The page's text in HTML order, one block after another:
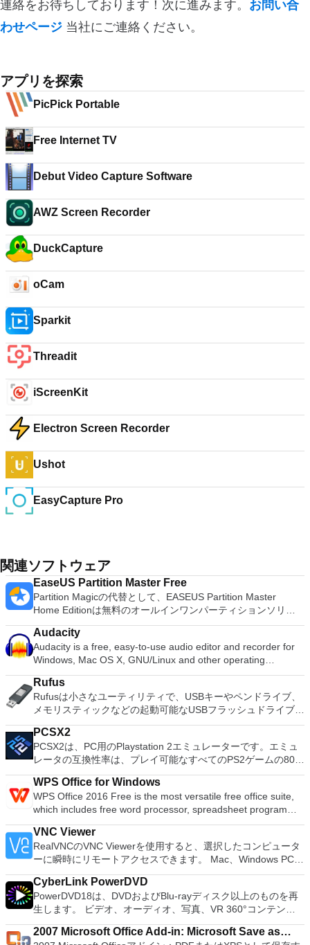
連絡をお待ちしております！次に進みます。 お問い合
わせページ 当社にご連絡ください。
アプリを探索
PicPick Portable
Free Internet TV
Debut Video Capture Software
AWZ Screen Recorder
DuckCapture
oCam
Sparkit
Threadit
iScreenKit
Electron Screen Recorder
Ushot
EasyCapture Pro
関連ソフトウェア
EaseUS Partition Master Free
Partition Magicの代替として、EASEUS Partition Master
Home Editionは無料のオールインワンパーティションソリュ
ーションおよびディスク管理ユーティリティです。パーティシ
ョンの拡張（特にシステムドライブ用）、ディスク領域の管
理、MBRおよびGUIDパーティションテーブル（GPT）ディス
クのディスク領域不足の問題の解決を可能にします。 パーテ
ィションのサイズ変更/移動システムドライブを拡張するディ
スクとパーティションをコピーパーティションをマージ分割パ
ーティション空き領域を再分配するダイナミックディスクの変
換パーティションを回復する
Audacity
Audacity is a free, easy-to-use audio editor and recorder for
Windows, Mac OS X, GNU/Linux and other operating
systems. You can use Audacity to: Record live audio. Convert
tapes and records into digital recordings or CDs. Edit Ogg
Vorbis, MP3, WAV or AIFF sound files. Cut, copy, splice or mix
sounds together. Change the speed or pitch of a recording.
Add new effects with LADSPA plug-ins. And more!
Rufus
Rufusは小さなユーティリティで、USBキーやペンドライブ、
メモリスティックなどの起動可能なUSBフラッシュドライブを
フォーマットおよび作成できます。 Rufusは、次のシナリオで
役立ちます。 Windows、Linux、およびUEFI用の起動可能な
ISOからUSBインストールメディアを作成する必要がある場
合。 OSがインストールされていないシステムで作業する必要
がある場合。 BIOSまたはその他のファームウェアをDOSから
フラッシュする必要がある場合。 低レベルのユーティリティ
を実行する必要がある場合。 Rufusは次の* ISOで動作しま
す：Arch Linux、Archbang、BartPE / pebuilder、CentOS、
Damn Small Linux、Fedora、FreeDOS、Gentoo、
gNewSense、Hiren&#39;s Boot CD、LiveXP、Knoppix、
Kubuntu、Linux Mint、NT Password Registry Editor、
OpenSUSE、Parted Magic、Slackware、Tails、Trinity
Rescue Kit、Ubuntu、Ultimate Boot CD、Windows XP（SP2
以降）、Windows Server 2003 R2、Windows Vista、
Windows 7、Windows 8。 *このリストは完全ではありませ
ア語、マレーシア語、セシュティナ、ダンスク、ドイツ語、英
PCSX2
PCSX2は、PC用のPlaystation 2エミュレーターです。エミュ
レータの互換性率は、プレイ可能なすべてのPS2ゲームの80％
以上を誇っています。かなり強力なコンピューターを所有して
いる場合、PCSX2は優れたエミュレーターです。また、この
アプリケーションはローエンドコンピューターのサポートも提
供するため、Playstation 2コンソールのすべての所有者は、
PCで動作するゲームを見ることができます。 PCSX2エミュレ
ーターを使用すると、PS2コントローラーを使用して、本物の
プレイステーション体験をシミュレートできます。このアプリ
ケーションでは、ディスクからゲームを直接実行することも、
ハードドライブからISOイメージとして実行することもできま
す。 主な機能は次のとおりです。 Savestates：ボタンを1つ
押すだけで、ゲームの現在の「状態」を保存できます。 無制
限のメモリーカード：好きなだけメモリーカードを保存でき、
8MBから64MBまでの単一の物理カードに制限されなくなりま
WPS Office for Windows
WPS Office 2016 Free is the most versatile free office suite,
which includes free word processor, spreadsheet program
and presentation maker. With these three programs you will
easily be able to deal with any office related tasks. WPS
Office 2016 Free has multiple language support for English,
French, German, Spanish, Portuguese,Russian and Polish
languages. To switch between languages requires only a
single click! Despite being a free suite, WPS Office comes
with many innovative features, such as the paragraph
adjustment tool and multiple tabbed feature. It also has a PDF
converter, spell check and word count feature. WPS Office
2016 Personal Edition supports switching language UI,File
VNC Viewer
RealVNCのVNC Viewerを使用すると、選択したコンピュータ
ーに瞬時にリモートアクセスできます。 Mac、Windows PC、
またはLinuxマシン、世界中のどこからでも。 VNC Viewerを
使用すると、コンピューターのデスクトップを表示したり、コ
ンピューターの前に直接座っているかのようにマウスとキーボ
ードを制御したりできます。 VNC Viewerは、インストールと
使用が簡単です。制御したいデバイスでインストーラーを実行
し、指示に従ってください。オプションで、Windowsでのリ
CyberLink PowerDVD
PowerDVD18は、DVDおよびBlu-rayディスク以上のものを再
生します。 ビデオ、オーディオ、写真、VR 360°コンテン
ツ、さらにはYouTubeやVimeoにとっても、PowerDVD18は重
要なエンターテイメントの仲間です。 Ultra HD HDR TVとサ
2007 Microsoft Office Add-in: Microsoft Save as